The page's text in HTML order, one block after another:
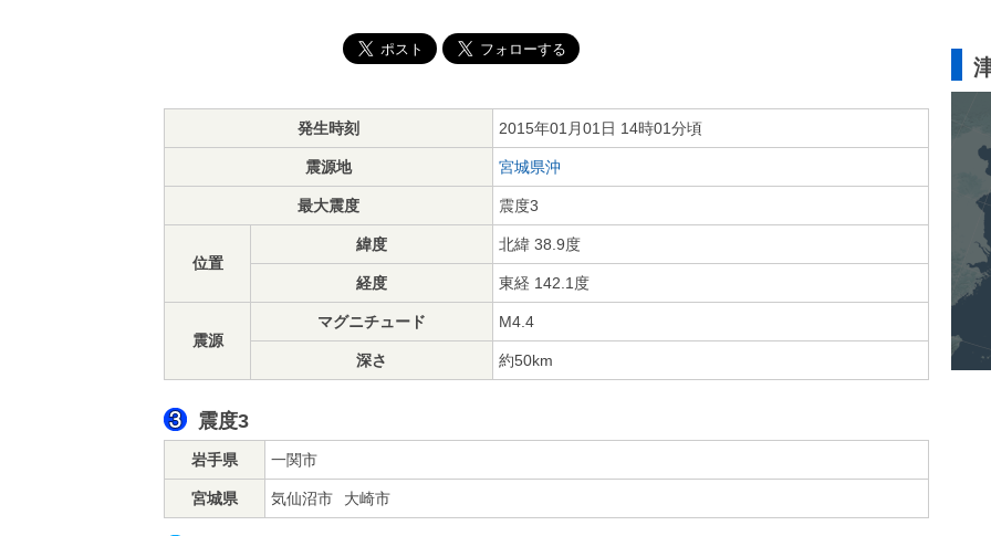
発生時刻 2015年01月01日 14時01分頃
震源地 宮城県沖
最大震度 震度3
位置
緯度 北緯 38.9度
経度 東経 142.1度
震源
マグニチュード M4.4
深さ 約50km
震度3
岩手県 一関市
宮城県 気仙沼市 大崎市